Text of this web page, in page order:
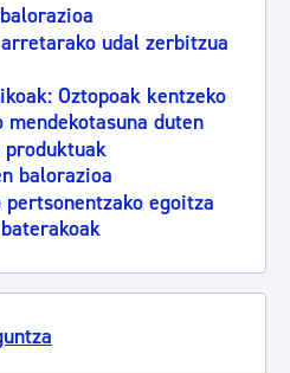
udal zerbitzua
Oztopoak kentzeko
duten
produktuak
balorazioa
pertsonentzako egoitza